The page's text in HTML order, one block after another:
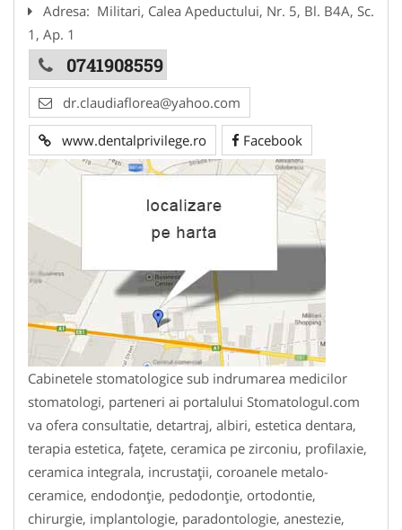
Adresa: Militari, Calea Apeductului, Nr. 5, Bl. B4A, Sc.
1, Ap. 1
0741908559
dr.claudiaflorea@yahoo.com
www.dentalprivilege.ro Facebook
Cabinetele stomatologice sub indrumarea medicilor
stomatologi, parteneri ai portalului Stomatologul.com
va ofera consultatie, detartraj, albiri, estetica dentara,
terapia estetica, faţete, ceramica pe zirconiu, profilaxie,
ceramica integrala, incrustaţii, coroanele metalo-
ceramice, endodonţie, pedodonţie, ortodontie,
chirurgie, implantologie, paradontologie, anestezie,